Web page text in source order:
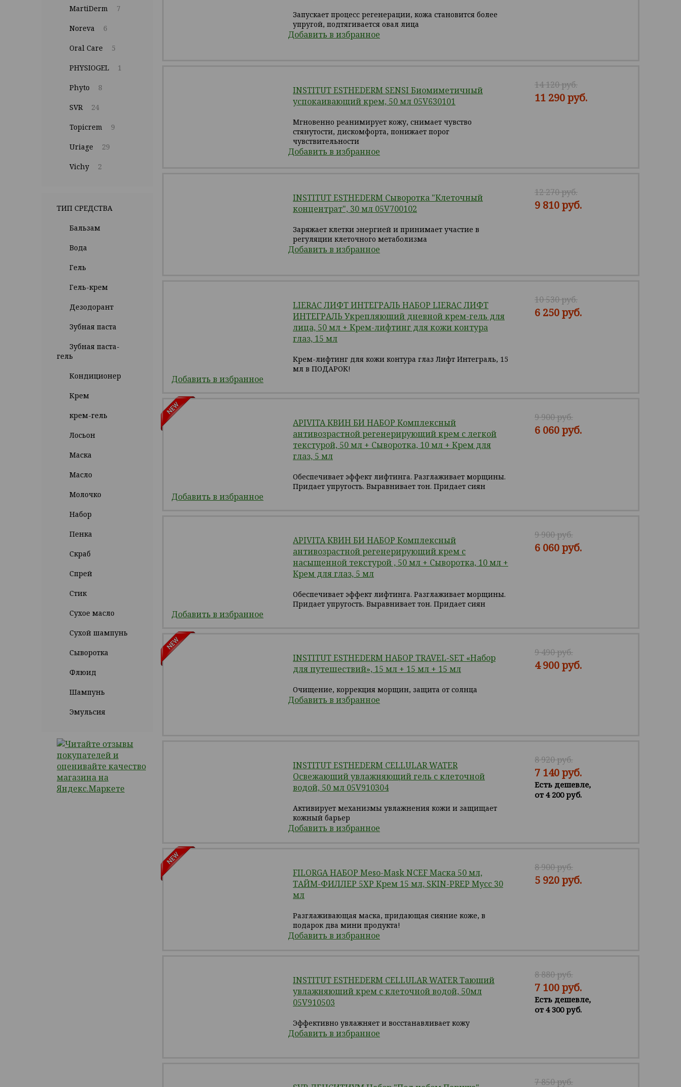
MartiDerm 7
Noreva 6
Oral Care 5
PHYSIOGEL 1
Phyto 8
SVR 24
Topicrem 9
Uriage 29
Vichy 2
ТИП СРЕДСТВА
Бальзам
Вода
Гель
Гель-крем
Дезодорант
Зубная паста
Зубная паста-
гель
Кондиционер
Крем
крем-гель
Лосьон
Маска
Масло
Молочко
Набор
Пенка
Скраб
Спрей
Стик
Сухое масло
Сухой шампунь
Сыворотка
Флюид
Шампунь
Эмульсия
Запускает процесс регенерации, кожа становится более
упругой, подтягивается овал лица
Добавить в избранное
INSTITUT ESTHEDERM SENSI Биомиметичный
успокаивающий крем, 50 мл 05V630101
Мгновенно реанимирует кожу, снимает чувство
стянутости, дискомфорта, понижает порог
чувствительности
Добавить в избранное
14 120 руб.
11 290 руб.
INSTITUT ESTHEDERM Сыворотка "Клеточный
концентрат", 30 мл 05V700102
Заряжает клетки энергией и принимает участие в
регуляции клеточного метаболизма
Добавить в избранное
12 270 руб.
9 810 руб.
LIERAC ЛИФТ ИНТЕГРАЛЬ НАБОР LIERAC ЛИФТ
ИНТЕГРАЛЬ Укрепляющий дневной крем-гель для
лица, 50 мл + Крем-лифтинг для кожи контура
глаз, 15 мл
Крем-лифтинг для кожи контура глаз Лифт Интеграль, 15
мл в ПОДАРОК!
Добавить в избранное
10 530 руб.
6 250 руб.
APIVITA КВИН БИ НАБОР Комплексный
антивозрастной регенерирующий крем с легкой
текстурой, 50 мл + Сыворотка, 10 мл + Крем для
глаз, 5 мл
Обеспечивает эффект лифтинга. Разглаживает морщины.
Придает упругость. Выравнивает тон. Придает сиян
Добавить в избранное
9 900 руб.
6 060 руб.
APIVITA КВИН БИ НАБОР Комплексный
антивозрастной регенерирующий крем с
насыщенной текстурой , 50 мл + Сыворотка, 10 мл +
Крем для глаз, 5 мл
Обеспечивает эффект лифтинга. Разглаживает морщины.
Придает упругость. Выравнивает тон. Придает сиян
Добавить в избранное
9 900 руб.
6 060 руб.
INSTITUT ESTHEDERM НАБОР TRAVEL-SET «Набор
для путешествий», 15 мл + 15 мл + 15 мл
Очищение, коррекция морщин, защита от солнца
Добавить в избранное
9 490 руб.
4 900 руб.
INSTITUT ESTHEDERM CELLULAR WATER
Освежающий увлажняющий гель с клеточной
водой, 50 мл 05V910304
Активирует механизмы увлажнения кожи и защищает
кожный барьер
Добавить в избранное
8 920 руб.
7 140 руб.
Есть дешевле,
от 4 200 руб.
FILORGA НАБОР Meso-Mask NCEF Маска 50 мл,
ТАЙМ-ФИЛЛЕР 5ХР Крем 15 мл, SKIN-PREP Мусс 30
мл
Разглаживающая маска, придающая сияние коже, в
подарок два мини продукта!
Добавить в избранное
8 900 руб.
5 920 руб.
INSTITUT ESTHEDERM CELLULAR WATER Тающий
увлажняющий крем с клеточной водой, 50мл
05V910503
Эффективно увлажняет и восстанавливает кожу
Добавить в избранное
8 880 руб.
7 100 руб.
Есть дешевле,
от 4 300 руб.
7 850 руб.